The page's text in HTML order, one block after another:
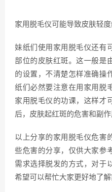
家用脱毛仪可能导致皮肤轻
妹纸们使用家用脱毛仪还有
部位的皮肤红斑。这一般是
的设置，不清楚怎样准确操
纸们必然要注意在用家用脱
家用脱毛仪的功课，这样才
后，皮肤起红斑的危害和副作
以上分享的家用脱毛仪危害
些危害的分享，仅供大家参
需求选择脱发的方式，对于
希望可以帮忙大家更好地了